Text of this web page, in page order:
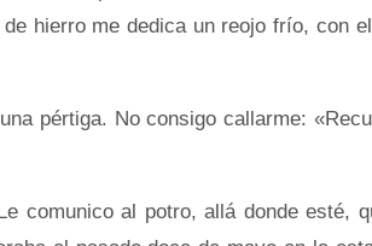
hierro me dedica un reojo frío, con
pértiga. No consigo callarme:
comunico al potro, allá donde esté,